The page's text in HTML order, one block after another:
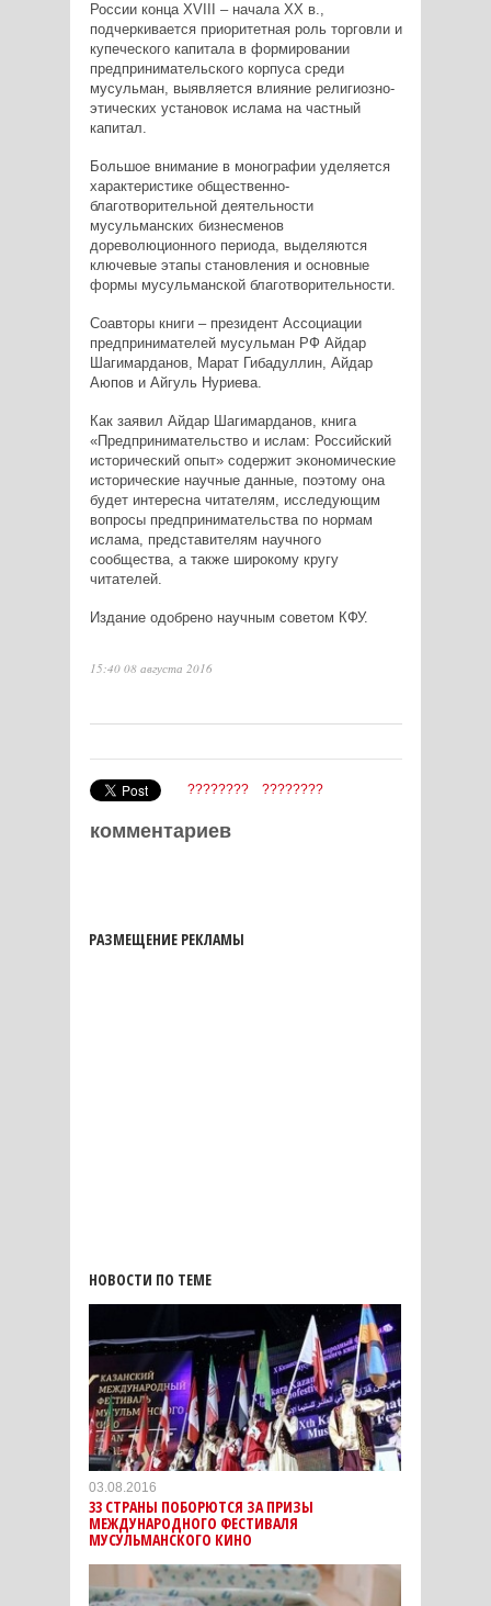
России конца ХVIII – начала ХХ в.,
подчеркивается приоритетная роль торговли и
купеческого капитала в формировании
предпринимательского корпуса среди
мусульман, выявляется влияние религиозно-
этических установок ислама на частный
капитал.
Большое внимание в монографии уделяется
характеристике общественно-
благотворительной деятельности
мусульманских бизнесменов
дореволюционного периода, выделяются
ключевые этапы становления и основные
формы мусульманской благотворительности.
Соавторы книги – президент Ассоциации
предпринимателей мусульман РФ Айдар
Шагимарданов, Марат Гибадуллин, Айдар
Аюпов и Айгуль Нуриева.
Как заявил Айдар Шагимарданов, книга
«Предпринимательство и ислам: Российский
исторический опыт» содержит экономические
исторические научные данные, поэтому она
будет интересна читателям, исследующим
вопросы предпринимательства по нормам
ислама, представителям научного
сообщества, а также широкому кругу
читателей.
Издание одобрено научным советом КФУ.
15:40 08 августа 2016
???????? ????????
комментариев
РАЗМЕЩЕНИЕ РЕКЛАМЫ
НОВОСТИ ПО ТЕМЕ
03.08.2016
33 СТРАНЫ ПОБОРЮТСЯ ЗА ПРИЗЫ
МЕЖДУНАРОДНОГО ФЕСТИВАЛЯ
МУСУЛЬМАНСКОГО КИНО